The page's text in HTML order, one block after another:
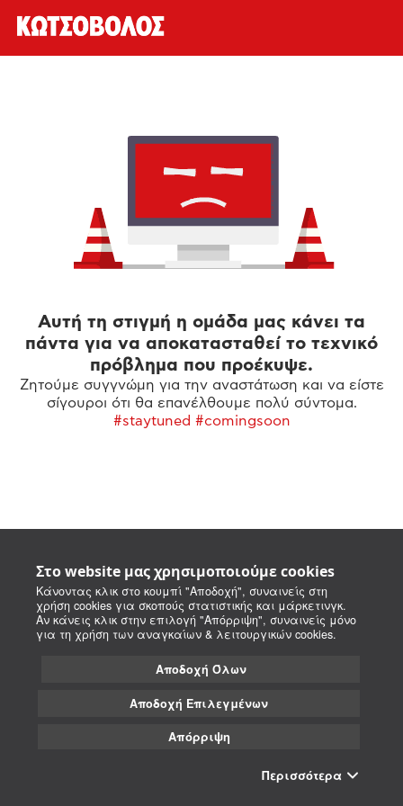
Στο website μας χρησιμοποιούμε cookies
Κάνοντας κλικ στο κουμπί "Αποδοχή", συναινείς στη
χρήση cookies για σκοπούς στατιστικής και μάρκετινγκ.
Αν κάνεις κλικ στην επιλογή "Απόρριψη", συναινείς μόνο
για τη χρήση των αναγκαίων & λειτουργικών cookies.
Αποδοχή Όλων
Αποδοχή Επιλεγμένων
Απόρριψη
Περισσότερα
Αυτή τη στιγμή η ομάδα μας κάνει τα
πάντα για να αποκατασταθεί το τεχνικό
πρόβλημα που προέκυψε.
Ζητούμε συγγνώμη για την αναστάτωση και να είστε
σίγουροι ότι θα επανέλθουμε πολύ σύντομα.
#staytuned #comingsoon